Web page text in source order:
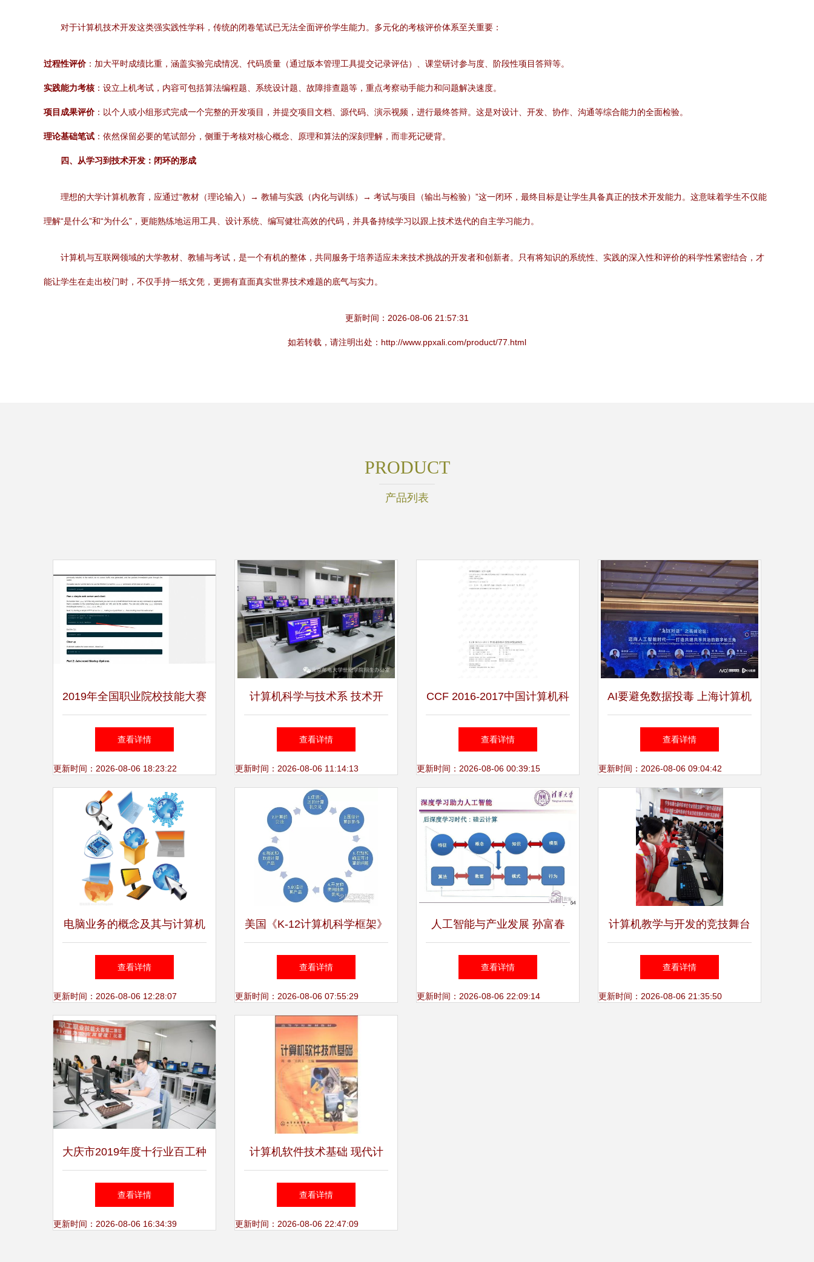
对于计算机技术开发这类强实践性学科，传统的闭卷笔试已无法全面评价学生能力。多元化的考核评价体系至关重要：
过程性评价：加大平时成绩比重，涵盖实验完成情况、代码质量（通过版本管理工具提交记录评估）、课堂研讨参与度、阶段性项目答辩等。
实践能力考核 ：设立上机考试，内容可包括算法编程题、系统设计题、故障排查题等，重点考察动手能力和问题解决速度。
项目成果评价：以个人或小组形式完成一个完整的开发项目，并提交项目文档、源代码、演示视频，进行最终答辩。这是对设计、开发、协作、沟通等综合能力的全面检验。
理论基础笔试 ：依然保留必要的笔试部分，侧重于考核对核心概念、原理和算法的深刻理解，而非死记硬背。
四、从学习到技术开发：闭环的形成
理想的大学计算机教育，应通过“教材（理论输入）→ 教辅与实践（内化与训练）→ 考试与项目（输出与检验）”这一闭环，最终目标是让学生具备真正的技术开发能力。这意味着学生不仅能
理解“是什么”和“为什么”，更能熟练地运用工具、设计系统、编写健壮高效的代码，并具备持续学习以跟上技术迭代的自主学习能力。
计算机与互联网领域的大学教材、教辅与考试，是一个有机的整体，共同服务于培养适应未来技术挑战的开发者和创新者。只有将知识的系统性、实践的深入性和评价的科学性紧密结合，才
能让学生在走出校门时，不仅手持一纸文凭，更拥有直面真实世界技术难题的底气与实力。
更新时间：2026-08-06 21:57:31
如若转载，请注明出处：http://www.ppxali.com/product/77.html
PRODUCT
产品列表
2019年全国职业院校技能大赛
高职组计算机网络应用竞赛样
题A卷 软件定义网络部分答案
参考
查看详情
更新时间：2026-08-06 18:23:22
计算机科学与技术系 技术开
发的核心与未来发展
查看详情
更新时间：2026-08-06 11:14:13
CCF 2016-2017中国计算机科
学技术发展报告综述 技术开
发全景透视
查看详情
更新时间：2026-08-06 00:39:15
AI要避免数据投毒 上海计算机
软件技术开发中心主任蔡立志
谈数据安全
查看详情
更新时间：2026-08-06 09:04:42
电脑业务的概念及其与计算机
技术开发的关系
查看详情
更新时间：2026-08-06 12:28:07
美国《K-12计算机科学框架》
对我国信息技术教育的启示
查看详情
更新时间：2026-08-06 07:55:29
人工智能与产业发展 孙富春
教授谈计算机技术开发的前沿
实践
查看详情
更新时间：2026-08-06 22:09:14
计算机教学与开发的竞技舞台
教研组技能比拼与竞赛风采
查看详情
更新时间：2026-08-06 21:35:50
大庆市2019年度十行业百工种
职工技能大赛第二赛区计算机
应用技能大赛暨技术开发论坛
查看详情
更新时间：2026-08-06 16:34:39
计算机软件技术基础 现代计
算机技术开发的核心教材
查看详情
更新时间：2026-08-06 22:47:09